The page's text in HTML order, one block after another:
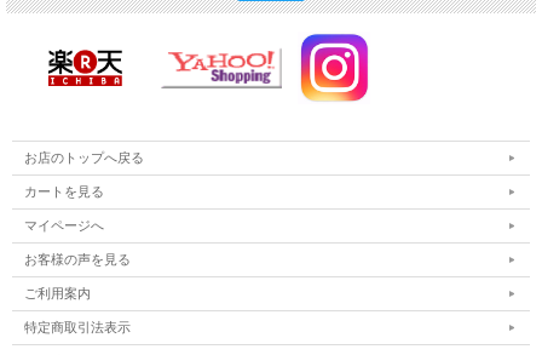
お店のトップへ戻る
カートを見る
マイページへ
お客様の声を見る
ご利用案内
特定商取引法表示